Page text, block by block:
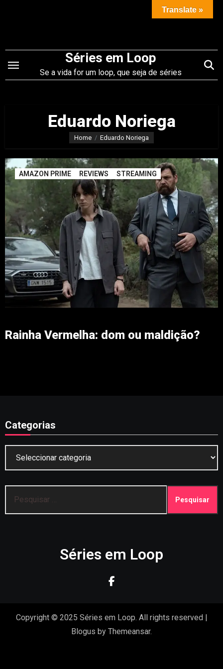
conteúdo
Séries em Loop
Se a vida for um loop, que seja de séries
Eduardo Noriega
Home Eduardo Noriega
AMAZON PRIME REVIEWS STREAMING
Rainha Vermelha: dom ou maldição?
Categorias
por:
Séries em Loop
Copyright © 2025 Séries em Loop. All rights reserved |
Blogus by Themeansar.
Translate »